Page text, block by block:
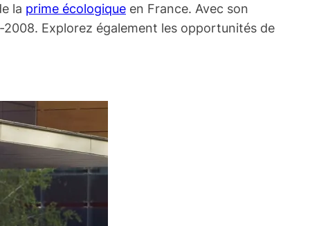
la prime écologique en France. Avec son
Explorez également les opportunités de